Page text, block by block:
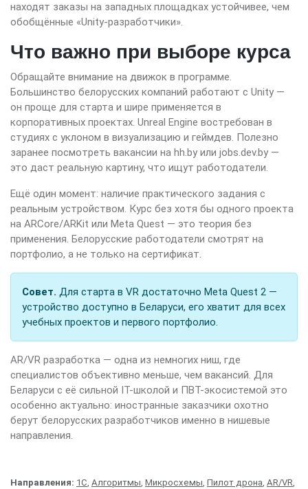
находят заказы на западных площадках устойчивее, чем
обобщённые «Unity-разработчики».
Что важно при выборе курса
Обращайте внимание на движок в программе.
Большинство белорусских компаний работают с Unity —
он проще для старта и шире применяется в
корпоративных проектах. Unreal Engine востребован в
студиях с уклоном в визуализацию и геймдев. Полезно
заранее посмотреть вакансии на hh.by или jobs.dev.by —
это даст реальную картину, что ищут работодатели.
Ещё один момент: наличие практического задания с
реальным устройством. Курс без хотя бы одного проекта
на ARCore/ARKit или Meta Quest — это теория без
применения. Белорусские работодатели смотрят на
портфолио, а не только на сертификат.
Совет. Для старта в VR достаточно Meta Quest 2 —
устройство доступно в Беларуси, его хватит для всех
учебных проектов и первого портфолио.
AR/VR разработка — одна из немногих ниш, где
специалистов объективно меньше, чем вакансий. Для
Беларуси с её сильной IT-школой и ПВТ-экосистемой это
особенно актуально: иностранные заказчики охотно
берут белорусских разработчиков именно в нишевые
направления.
Направления: 1С, Алгоритмы, Микросхемы, Пилот дрона, AR/VR,